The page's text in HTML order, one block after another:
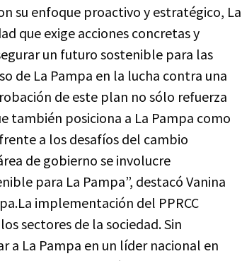
su enfoque proactivo y estratégico, La
que exige acciones concretas y
un futuro sostenible para las
de La Pampa en la lucha contra una
de este plan no sólo refuerza
también posiciona a La Pampa como
a los desafíos del cambio
de gobierno se involucre
para La Pampa”, destacó Vanina
implementación del PPRCC
sectores de la sociedad. Sin
La Pampa en un líder nacional en